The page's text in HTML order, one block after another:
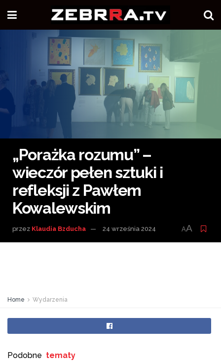
„Porażka rozumu” –
wieczór pełen sztuki i
refleksji z Pawłem
Kowalewskim
przez Klaudia Bzducha 24 września 2024 AA
Home Wydarzenia
Podobne tematy